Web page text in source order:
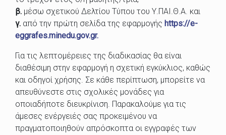
β. μέσω σχετικού Δελτίου Τύπου του Υ.ΠΑΙ.Θ.Α. και
γ. από την πρώτη σελίδα της εφαρμογής https://e-
eggrafes.minedu.gov.gr.
Για τις λεπτομέρειες της διαδικασίας θα είναι
διαθέσιμη στην εφαρμογή η σχετική εγκύκλιος, καθώς
και οδηγοί χρήσης. Σε κάθε περίπτωση, μπορείτε να
απευθύνεστε στις σχολικές μονάδες για
οποιαδήποτε διευκρίνιση. Παρακαλούμε για τις
άμεσες ενέργειές σας προκειμένου να
πραγματοποιηθούν απρόσκοπτα οι εγγραφές των